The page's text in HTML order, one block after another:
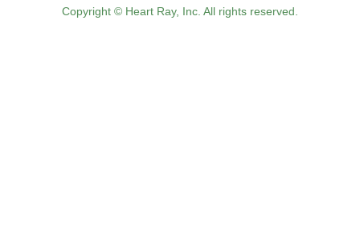
Copyright © Heart Ray, Inc. All rights reserved.